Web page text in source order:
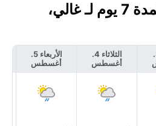
توقعات الطقس لمدة 7 يوم لـ غالي،
الاثنين 3.
الثلاثاء 4.
أغسطس
الأربعاء 5.
أغسطس